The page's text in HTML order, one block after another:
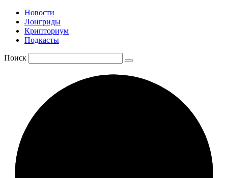
Новости
Лонгриды
Крипториум
Подкасты
Поиск